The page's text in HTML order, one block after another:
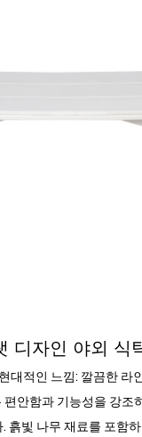
디자인 야외 식
대적인 느낌: 깔끔한 라
편안함과 기능성을 강조
흙빛 나무 재료를 포함